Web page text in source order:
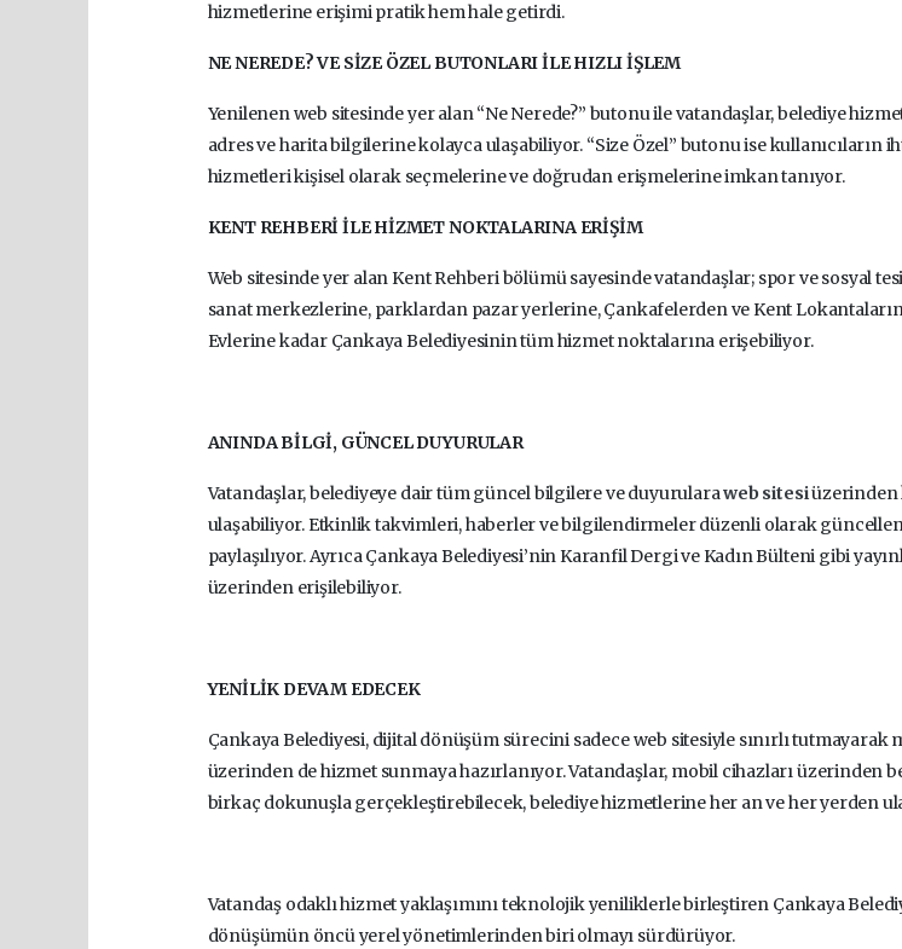
hizmetlerine erişimi pratik hem hale getirdi.
NE NEREDE? VE SİZE ÖZEL BUTONLARI İLE HIZLI İŞLEM
Yenilenen web sitesinde yer alan “Ne Nerede?” butonu ile vatandaşlar, belediye
adres ve harita bilgilerine kolayca ulaşabiliyor. “Size Özel” butonu ise kullanıcıların
hizmetleri kişisel olarak seçmelerine ve doğrudan erişmelerine imkan tanıyor.
KENT REHBERİ İLE HİZMET NOKTALARINA ERİŞİM
Web sitesinde yer alan Kent Rehberi bölümü sayesinde vatandaşlar; spor ve sosyal
sanat merkezlerine, parklardan pazar yerlerine, Çankafelerden ve Kent
Evlerine kadar Çankaya Belediyesinin tüm hizmet noktalarına erişebiliyor.
ANINDA BİLGİ, GÜNCEL DUYURULAR
Vatandaşlar, belediyeye dair tüm güncel bilgilere ve duyurularaweb sitesiüzerinden
ulaşabiliyor. Etkinlik takvimleri, haberler ve bilgilendirmeler düzenli olarak
paylaşılıyor. Ayrıca Çankaya Belediyesi’nin Karanfil Dergi ve Kadın Bülteni gibi
üzerinden erişilebiliyor.
YENİLİK DEVAM EDECEK
Çankaya Belediyesi, dijital dönüşüm sürecini sadece web sitesiyle sınırlı tutmayarak
üzerinden de hizmet sunmaya hazırlanıyor. Vatandaşlar, mobil cihazları üzerinden
birkaç dokunuşla gerçekleştirebilecek, belediye hizmetlerine her an ve her yerden
Vatandaş odaklı hizmet yaklaşımını teknolojik yeniliklerle birleştiren Çankaya
dönüşümün öncü yerel yönetimlerinden biri olmayı sürdürüyor.